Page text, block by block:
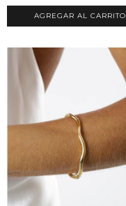
AGREGAR AL CARRITO